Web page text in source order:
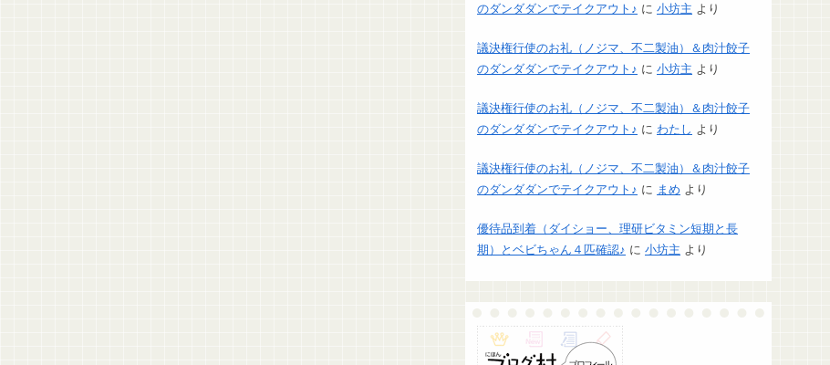
のダンダダンでテイクアウト♪ に 小坊主 より
議決権行使のお礼（ノジマ、不二製油）＆肉汁餃子
のダンダダンでテイクアウト♪ に 小坊主 より
議決権行使のお礼（ノジマ、不二製油）＆肉汁餃子
のダンダダンでテイクアウト♪ に わたし より
議決権行使のお礼（ノジマ、不二製油）＆肉汁餃子
のダンダダンでテイクアウト♪ に まめ より
優待品到着（ダイショー、理研ビタミン短期と長
期）とベビちゃん４匹確認♪ に 小坊主 より